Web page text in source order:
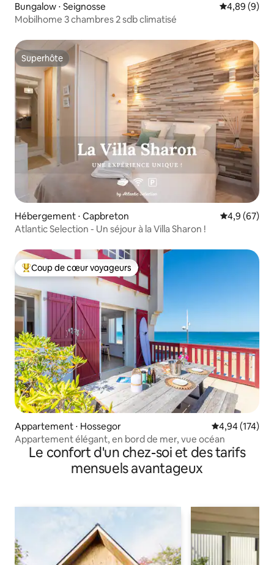
Bungalow ⋅ Seignosse Évaluation
4,89 (9)
Mobilhome 3 chambres 2 sdb climatisé
Superhôte
Superhôte
Hébergement ⋅ Capbreton Évaluation
4,9 (67)
Atlantic Selection - Un séjour à la Villa Sharon !
Coups de cœur voyageurs les plus appréciés
Coup de cœur voyageurs
Appartement ⋅ Hossegor Évaluation
4,94 (174)
Appartement élégant, en bord de mer, vue océan
Le confort d'un chez-soi et des tarifs
mensuels avantageux